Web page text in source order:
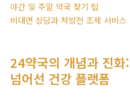
야간 및 주말 약국 찾기 팁
비대면 상담과 처방전 조제 서비스
24약국의 개념과 진
넘어선 건강 플랫폼